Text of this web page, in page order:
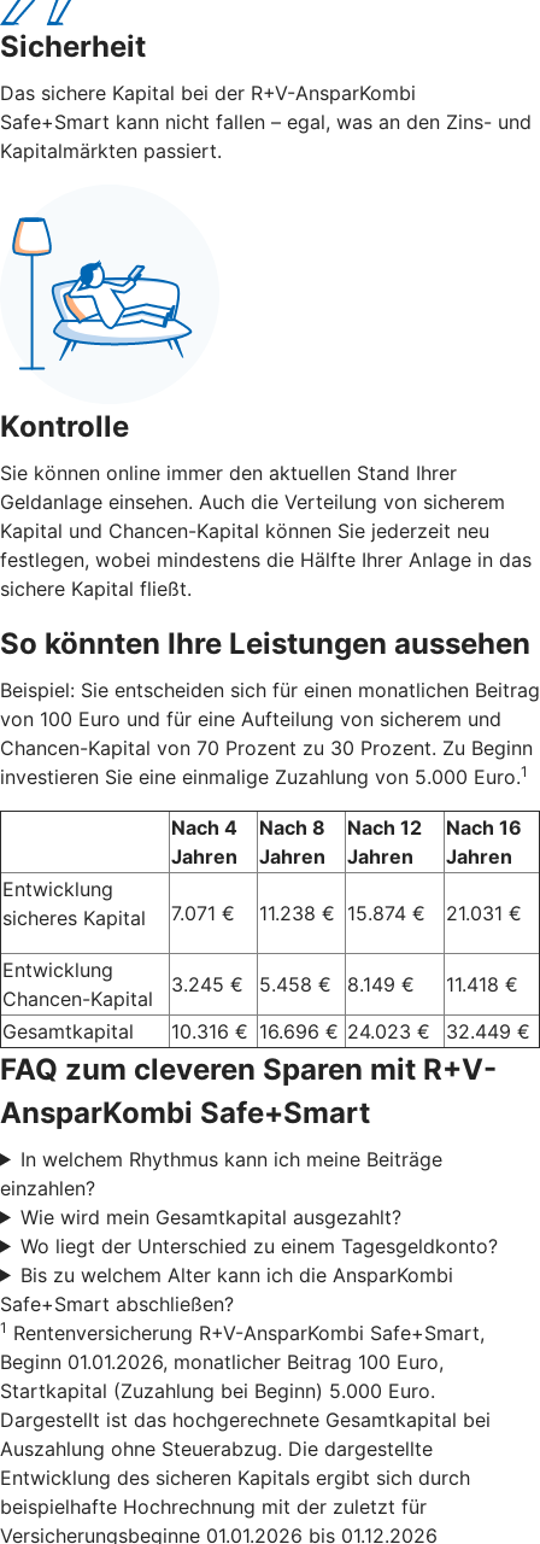
Sicherheit
Das sichere Kapital bei der R+V-AnsparKombi
Safe+Smart kann nicht fallen – egal, was an den Zins- und
Kapitalmärkten passiert.
Kontrolle
Sie können online immer den aktuellen Stand Ihrer
Geldanlage einsehen. Auch die Verteilung von sicherem
Kapital und Chancen-Kapital können Sie jederzeit neu
festlegen, wobei mindestens die Hälfte Ihrer Anlage in das
sichere Kapital fließt.
So könnten Ihre Leistungen aussehen
Beispiel: Sie entscheiden sich für einen monatlichen Beitrag
von 100 Euro und für eine Aufteilung von sicherem und
Chancen-Kapital von 70 Prozent zu 30 Prozent. Zu Beginn
investieren Sie eine einmalige Zuzahlung von 5.000 Euro.1
Nach 4
Jahren
Nach 8
Jahren
Nach 12
Jahren
Nach 16
Jahren
Entwicklung
sicheres Kapital
7.071 € 11.238 € 15.874 € 21.031 €
Entwicklung
Chancen-Kapital
3.245 € 5.458 € 8.149 €
11.418 €
Gesamtkapital
10.316 € 16.696 € 24.023 € 32.449 €
FAQ zum cleveren Sparen mit R+V-
AnsparKombi Safe+Smart
In welchem Rhythmus kann ich meine Beiträge
einzahlen?
Wie wird mein Gesamtkapital ausgezahlt?
Wo liegt der Unterschied zu einem Tagesgeldkonto?
Bis zu welchem Alter kann ich die AnsparKombi
Safe+Smart abschließen?
1 Rentenversicherung R+V-AnsparKombi Safe+Smart,
Beginn 01.01.2026, monatlicher Beitrag 100 Euro,
Startkapital (Zuzahlung bei Beginn) 5.000 Euro.
Dargestellt ist das hochgerechnete Gesamtkapital bei
Auszahlung ohne Steuerabzug. Die dargestellte
Entwicklung des sicheren Kapitals ergibt sich durch
beispielhafte Hochrechnung mit der zuletzt für
Versicherungsbeginne 01.01.2026 bis 01.12.2026